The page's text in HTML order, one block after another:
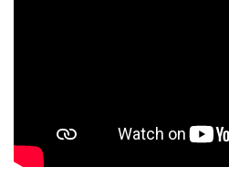
Publicitat
Contacte